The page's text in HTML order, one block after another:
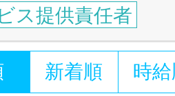
ス提供責任者
新着順 時